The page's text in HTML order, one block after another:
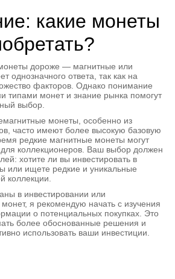
какие монеты
дороже — магнитные или
однозначного ответа, так как на
факторов. Однако понимание
типами монет и знание рынка помогут
выбор.
монеты, особенно из
часто имеют более высокую базовую
редкие магнитные монеты могут
коллекционеров. Ваш выбор должен
хотите ли вы инвестировать в
или ищете редкие и уникальные
коллекции.
в инвестировании или
я рекомендую начать с изучения
о потенциальных покупках. Это
более обоснованные решения и
использовать ваши инвестиции.